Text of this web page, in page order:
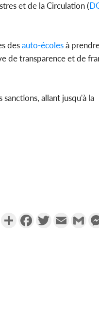
et de la Circulation (
desauto-écolesà
de transparence et de
allant jusqu'à la
PartagerFacebookTwitterEmail